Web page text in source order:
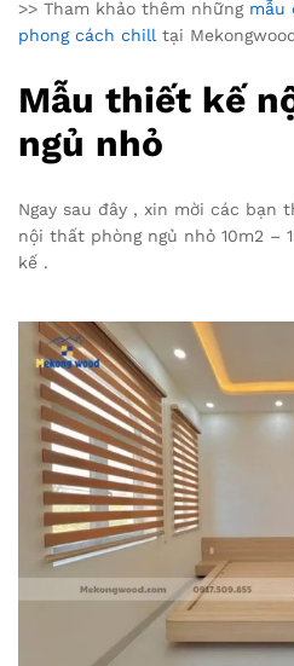
>> Tham khảo thêm những mẫu
phong cách chill tại
Mẫu thiết kế
ngủ nhỏ
Ngay sau đây , xin mời các bạn
nội thất phòng ngủ nhỏ 10m2 –
kế .